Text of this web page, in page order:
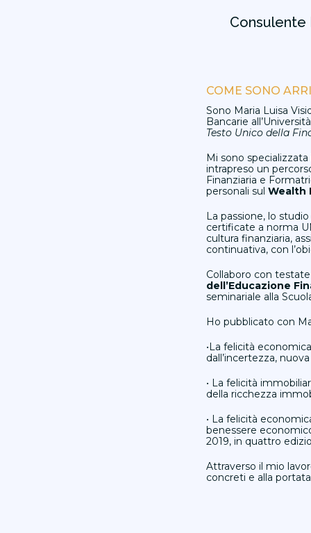
Consulente
COME SONO
Sono Maria Luisa
Bancarie
Testo Unico della
Mi sono specializzata
intrapreso un
Finanziaria e
personali sul Wealth
La passione, lo
certificate a norma
cultura finanziaria,
continuativa, con
Collaboro con
dell’Educazione
seminariale alla
Ho pubblicato con
•La felicità
dall’incertezza,
• La felicità
della ricchezza
• La felicità
benessere
2019, in quattro
Attraverso il mio
concreti e alla